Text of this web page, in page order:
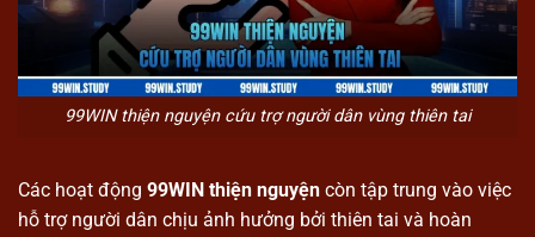
99WIN thiện nguyện cứu trợ người dân vùng thiên tai
Các hoạt động 99WIN thiện nguyện còn tập trung vào việc
hỗ trợ người dân chịu ảnh hưởng bởi thiên tai và hoàn